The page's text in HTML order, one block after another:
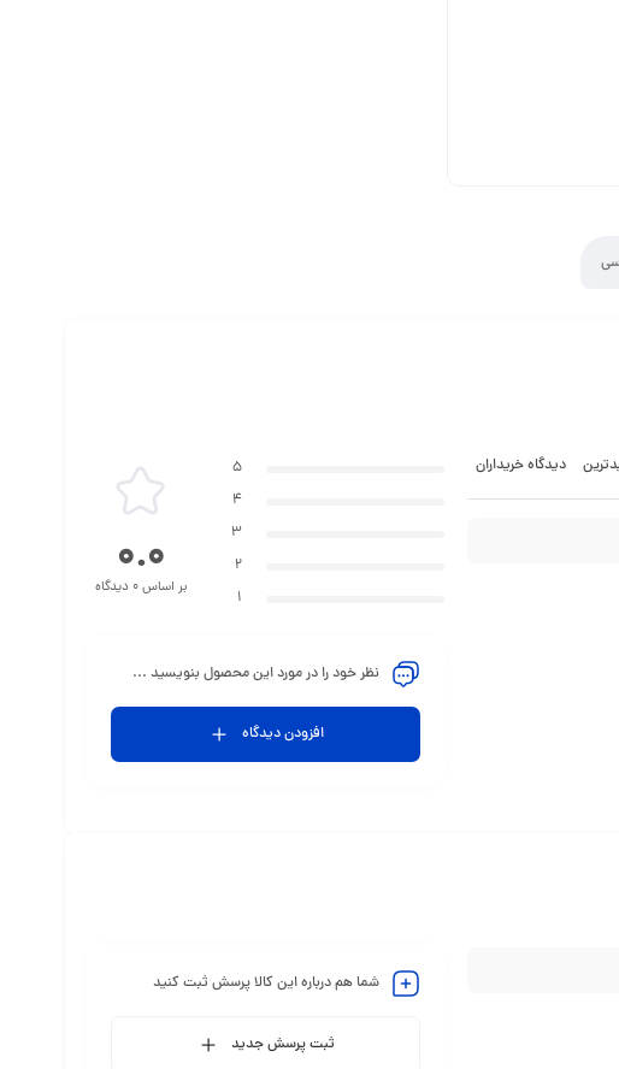
دیدگاه خریداران
5
4
3
2
1
0.0
بر اساس 0 دیدگاه
نظر خود را در مورد این محصول بنویسید ...
افزودن دیدگاه
شما هم درباره این کالا پرسش ثبت کنید
ثبت پرسش جدید